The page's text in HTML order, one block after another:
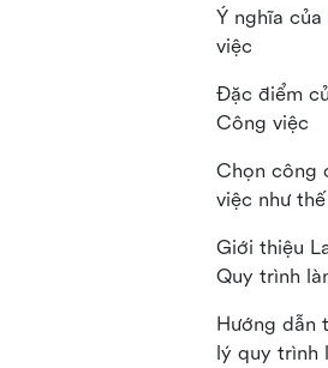
Ý nghĩa
việc
Đặc điểm
Công việc
Chọn công
việc như
Giới thiệu
Quy trình
Hướng dẫn
lý quy trình